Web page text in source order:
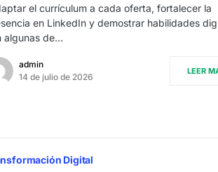
el currículum a cada oferta, fortalecer la
en LinkedIn y demostrar habilidades
algunas de…
admin
14 de julio de 2026
LEER
Digital